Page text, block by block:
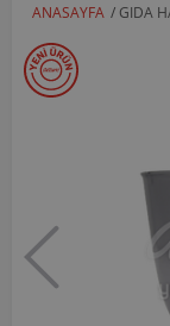
ANASAYFA / GIDA